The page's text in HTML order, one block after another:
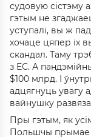
судовую сістэму
гэтым не
уступалі, вы ж
хочаце цяпер іх
скандал. Таму
з ЕС. А
$100 млрд. І
адцягнуць увагу
вайнушку
Пры гэтым, як
Польшчы прымае